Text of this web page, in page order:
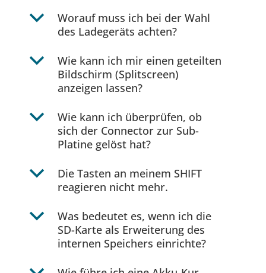
b
Worauf muss ich bei der Wahl
des Ladegeräts achten?
b
Wie kann ich mir einen geteilten
Bildschirm (Splitscreen)
anzeigen lassen?
b
Wie kann ich überprüfen, ob
sich der Connector zur Sub-
Platine gelöst hat?
b
Die Tasten an meinem SHIFT
reagieren nicht mehr.
b
Was bedeutet es, wenn ich die
SD-Karte als Erweiterung des
internen Speichers einrichte?